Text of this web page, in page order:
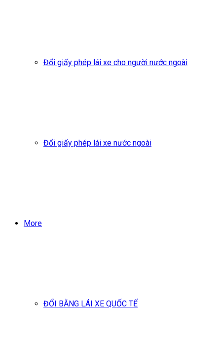
Đổi giấy phép lái xe cho người nước ngoài
Đổi giấy phép lái xe nước ngoài
More
ĐỔI BẰNG LÁI XE QUỐC TẾ